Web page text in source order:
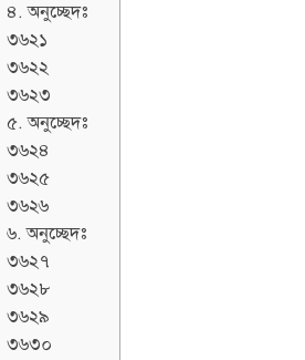
৪. অনুচ্ছেদঃ
৩৬২১
৩৬২২
৩৬২৩
৫. অনুচ্ছেদঃ
৩৬২৪
৩৬২৫
৩৬২৬
৬. অনুচ্ছেদঃ
৩৬২৭
৩৬২৮
৩৬২৯
৩৬৩০